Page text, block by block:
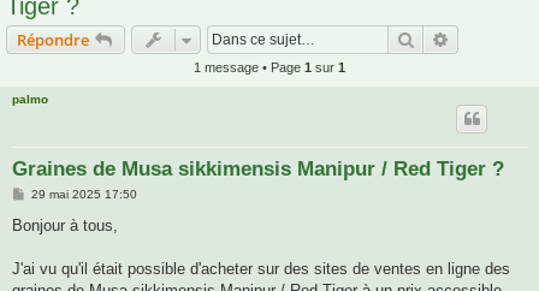
Tiger ?
Répondre Rechercher
1 message • Page 1 sur 1
palmo
Graines de Musa sikkimensis Manipur / Red Tiger ?
M
s
g
29 mai 2025 17:50
Bonjour à tous,
J'ai vu qu'il était possible d'acheter sur des sites de ventes en ligne des